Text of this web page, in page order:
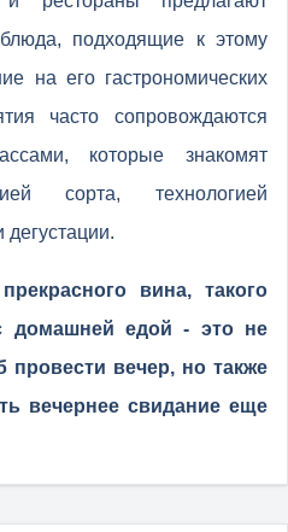
подходящие к этому
на его гастрономических
часто сопровождаются
которые знакомят
сорта, технологией
вина, такого
домашней едой - это не
провести вечер, но также
вечернее свидание еще